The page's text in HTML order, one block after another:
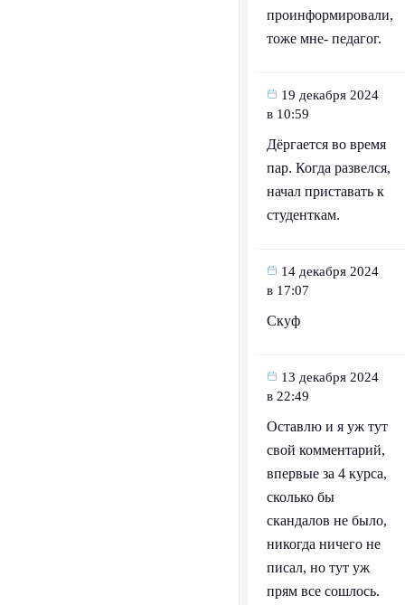
проинформировали,
тоже мне- педагог.
19 декабря 2024
в 10:59
Дёргается во время
пар. Когда развелся,
начал приставать к
студенткам.
14 декабря 2024
в 17:07
Скуф
13 декабря 2024
в 22:49
Оставлю и я уж тут
свой комментарий,
впервые за 4 курса,
сколько бы
скандалов не было,
никогда ничего не
писал, но тут уж
прям все сошлось.